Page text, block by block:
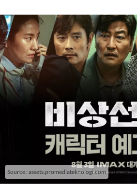
Source : assets.promediateknologi.com